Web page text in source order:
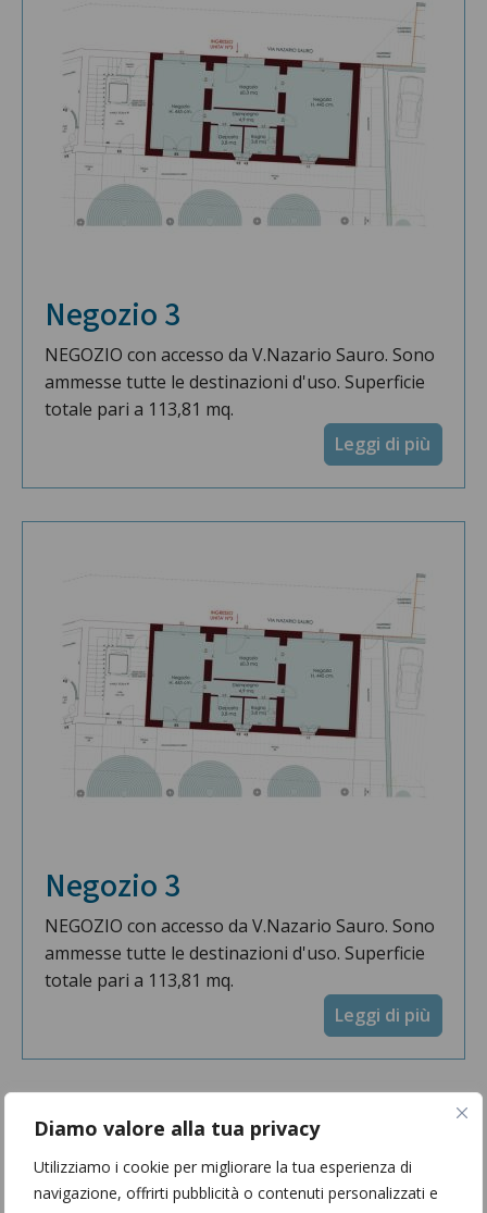
Diamo valore alla tua privacy
Utilizziamo i cookie per migliorare la tua esperienza di
navigazione, offrirti pubblicità o contenuti personalizzati e
Negozio 3
NEGOZIO con accesso da V.Nazario Sauro. Sono
ammesse tutte le destinazioni d'uso. Superficie
totale pari a 113,81 mq.
Leggi di più
Negozio 3
NEGOZIO con accesso da V.Nazario Sauro. Sono
ammesse tutte le destinazioni d'uso. Superficie
totale pari a 113,81 mq.
Leggi di più